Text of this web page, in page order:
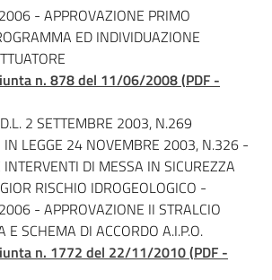
- APPROVAZIONE PRIMO
ED INDIVIDUAZIONE
n. 878 del 11/06/2008(PDF -
2 SETTEMBRE 2003, N.269
IN LEGGE 24 NOVEMBRE 2003, N.326 -
DI MESSA IN SICUREZZA
RISCHIO IDROGEOLOGICO -
- APPROVAZIONE II STRALCIO
E SCHEMA DI ACCORDO A.I.P.O.
n. 1772 del 22/11/2010(PDF -